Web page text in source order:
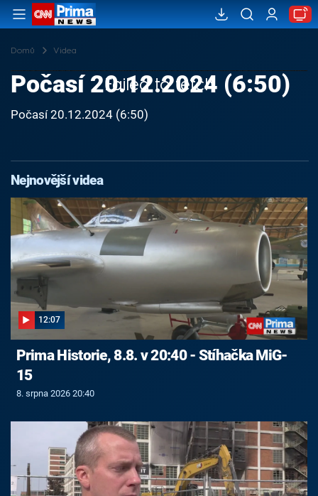
Domů Videa
Failed to fetch
Počasí 20.12.2024 (6:50)
Počasí 20.12.2024 (6:50)
Nejnovější videa
12:07
Prima Historie, 8.8. v 20:40 - Stíhačka MiG-
15
8. srpna 2026 20:40